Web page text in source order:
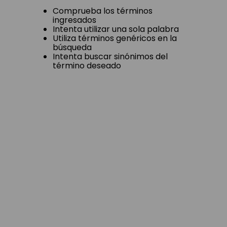
Comprueba los términos
ingresados
Intenta utilizar una sola palabra
Utiliza términos genéricos en la
búsqueda
Intenta buscar sinónimos del
término deseado